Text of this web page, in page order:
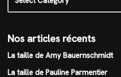
Nos articles récents
La taille de Amy Bauernschmidt
La taille de Pauline Parmentier